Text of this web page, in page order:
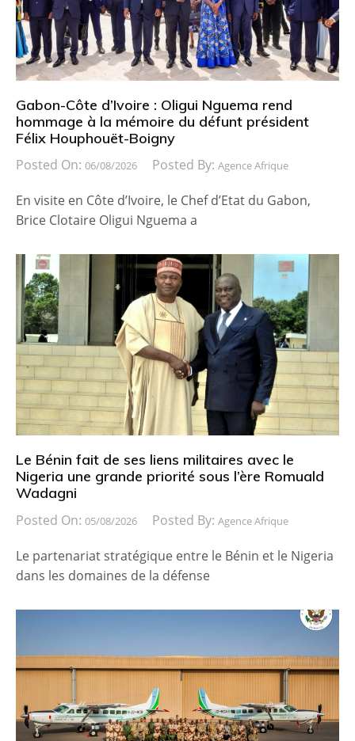
Gabon-Côte d’Ivoire : Oligui Nguema rend
hommage à la mémoire du défunt président
Félix Houphouët-Boigny
Posted On: 06/08/2026 Posted By: Agence Afrique
En visite en Côte d’Ivoire, le Chef d’Etat du Gabon,
Brice Clotaire Oligui Nguema a
Le Bénin fait de ses liens militaires avec le
Nigeria une grande priorité sous l’ère Romuald
Wadagni
Posted On: 05/08/2026 Posted By: Agence Afrique
Le partenariat stratégique entre le Bénin et le Nigeria
dans les domaines de la défense